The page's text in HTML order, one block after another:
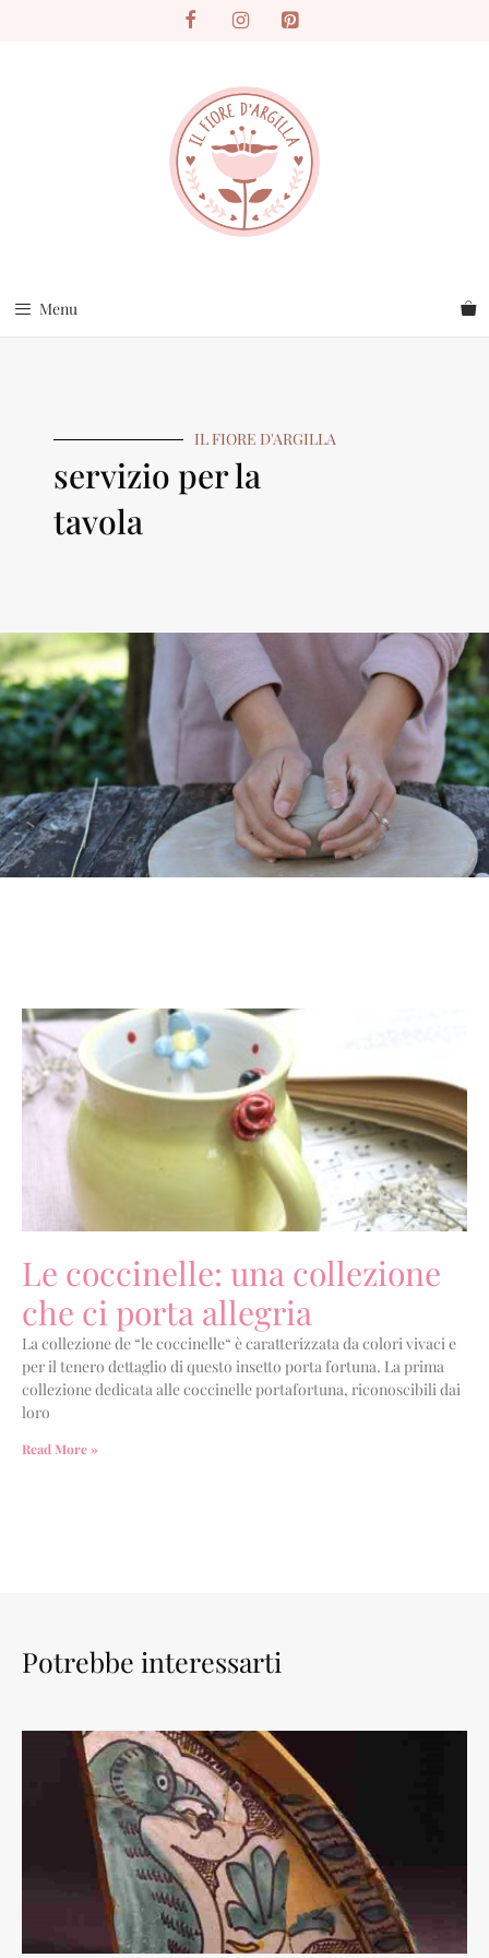
Menu
IL FIORE D'ARGILLA
servizio per la
tavola
Le coccinelle: una collezione
che ci porta allegria
La collezione de “le coccinelle“ è caratterizzata da colori vivaci e
per il tenero dettaglio di questo insetto porta fortuna. La prima
collezione dedicata alle coccinelle portafortuna, riconoscibili dai
loro
Read More »
Potrebbe interessarti